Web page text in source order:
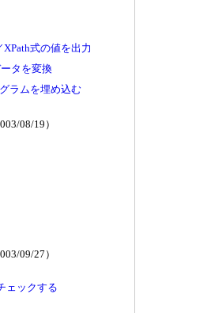
式の値を出力
タを変換
ラムを埋め込む
08/19）
09/27）
ェックする